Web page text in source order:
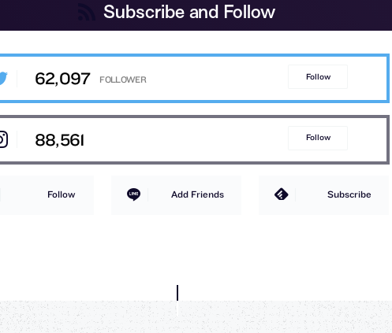
Subscribe and Follow
62,097 Follow
88,561 Follow
Follow Add Friends Subscribe